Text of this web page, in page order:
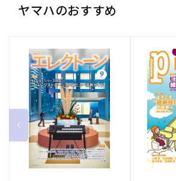
ヤマハのおすすめ